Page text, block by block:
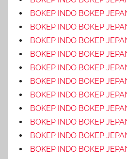
BOKEP INDO BOKEP
BOKEP INDO BOKEP
BOKEP INDO BOKEP
BOKEP INDO BOKEP
BOKEP INDO BOKEP
BOKEP INDO BOKEP
BOKEP INDO BOKEP
BOKEP INDO BOKEP
BOKEP INDO BOKEP
BOKEP INDO BOKEP
BOKEP INDO BOKEP